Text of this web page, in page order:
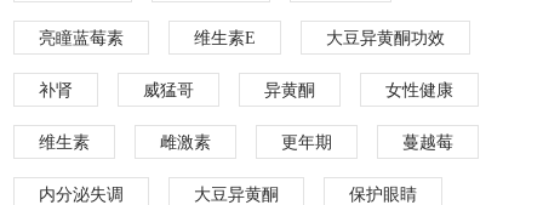
亮瞳蓝莓素 维生素E 大豆异黄酮功效
补肾 威猛哥 异黄酮 女性健康
维生素 雌激素 更年期 蔓越莓
内分泌失调 大豆异黄酮 保护眼睛